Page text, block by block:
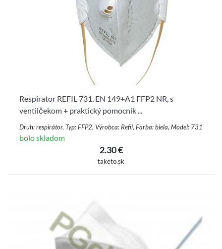
Respirator REFIL 731, EN 149+A1 FFP2 NR, s
ventilčekom + praktický pomocník ...
Druh: respirátor, Typ: FFP2, Výrobca: Refil, Farba: biela, Model: 731
bolo skladom
2.30 €
taketo.sk